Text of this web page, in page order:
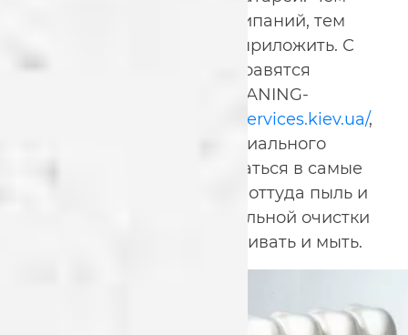
больше пыли, грязи и налипаний, тем
больше усилий придется приложить. С
этой процедурой легко справятся
сотрудники компании CLEANING-
https://cleaning-services.kiev.ua/,
которые при помощи специального
оборудования могут добраться в самые
укромные уголки и убрать оттуда пыль и
грязь. После профессиональной очистки
за ними будет проще ухаживать и мыть.